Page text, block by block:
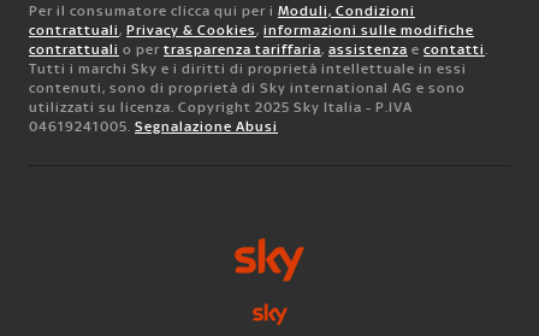
Per il consumatore clicca qui per i Moduli, Condizioni
contrattuali , Privacy & Cookies, informazioni sulle modifiche
contrattuali o per trasparenza tariffaria, assistenza e contatti
Tutti i marchi Sky e i diritti di proprietà intellettuale in essi
contenuti, sono di proprietà di Sky international AG e sono
utilizzati su licenza. Copyright 2025 Sky Italia - P.IVA
04619241005. Segnalazione Abusi